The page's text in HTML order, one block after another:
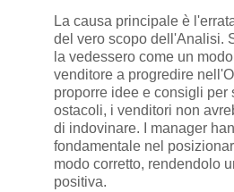
La causa principale è
del vero scopo dell'Analisi.
la vedessero come un
venditore a progredire
proporre idee e consigli per
ostacoli, i venditori non
di indovinare. I manager
fondamentale nel
modo corretto, rendendolo
positiva.